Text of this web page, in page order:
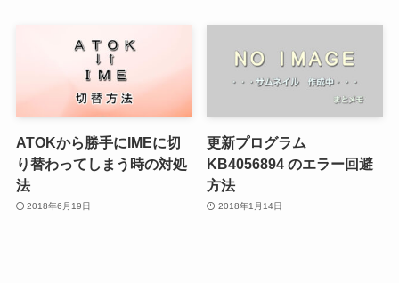
ATOKから勝手にIMEに切
り替わってしまう時の対処
法
2018年6月19日
更新プログラム
KB4056894 のエラー回避
方法
2018年1月14日